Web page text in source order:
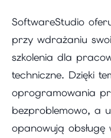
SoftwareStudio
przy wdrażaniu
szkolenia dla
techniczne. Dzięki
oprogramowania
bezproblemowo, a
opanowują